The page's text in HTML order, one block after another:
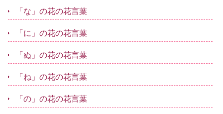
「な」の花の花言葉
「に」の花の花言葉
「ぬ」の花の花言葉
「ね」の花の花言葉
「の」の花の花言葉